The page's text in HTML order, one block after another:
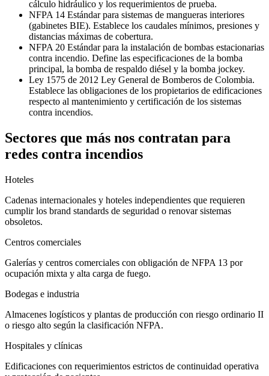
cálculo hidráulico y los requerimientos de prueba.
NFPA 14 Estándar para sistemas de mangueras interiores
(gabinetes BIE). Establece los caudales mínimos, presiones y
distancias máximas de cobertura.
NFPA 20 Estándar para la instalación de bombas estacionarias
contra incendio. Define las especificaciones de la bomba
principal, la bomba de respaldo diésel y la bomba jockey.
Ley 1575 de 2012 Ley General de Bomberos de Colombia.
Establece las obligaciones de los propietarios de edificaciones
respecto al mantenimiento y certificación de los sistemas
contra incendios.
Sectores que más nos contratan para
redes contra incendios
Hoteles
Cadenas internacionales y hoteles independientes que requieren
cumplir los brand standards de seguridad o renovar sistemas
obsoletos.
Centros comerciales
Galerías y centros comerciales con obligación de NFPA 13 por
ocupación mixta y alta carga de fuego.
Bodegas e industria
Almacenes logísticos y plantas de producción con riesgo ordinario II
o riesgo alto según la clasificación NFPA.
Hospitales y clínicas
Edificaciones con requerimientos estrictos de continuidad operativa